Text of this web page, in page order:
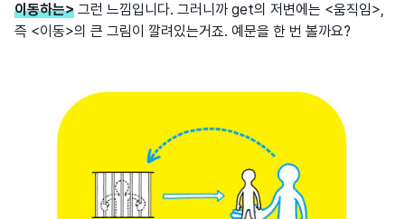
이동하는> 그런 느낌입니다. 그러니까 get의 저변에는 <움직임>,
즉 <이동>의 큰 그림이 깔려있는거죠. 예문을 한 번 볼까요?